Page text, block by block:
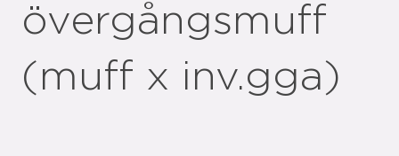
övergångsmuff
(muff x inv.gga)